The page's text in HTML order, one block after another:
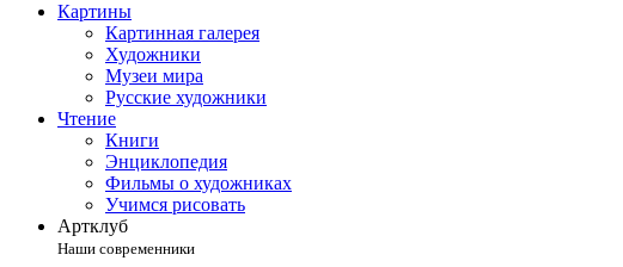
Картины
Картинная галерея
Художники
Музеи мира
Русские художники
Чтение
Книги
Энциклопедия
Фильмы о художниках
Учимся рисовать
Артклуб
Наши современники